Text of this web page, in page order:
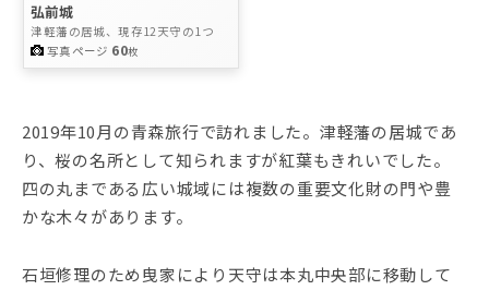
弘前城
津軽藩の居城、現存12天守の1つ
写真ページ 60枚
2019年10月の青森旅行で訪れました。津軽藩の居城であ
り、桜の名所として知られますが紅葉もきれいでした。
四の丸まである広い城域には複数の重要文化財の門や豊
かな木々があります。
石垣修理のため曳家により天守は本丸中央部に移動して